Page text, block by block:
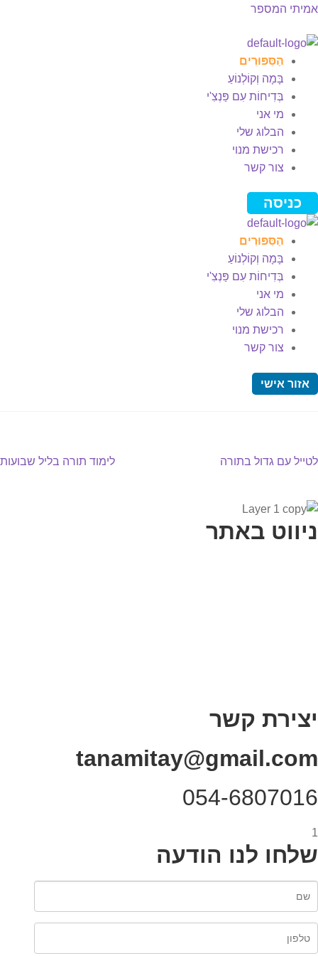
אמיתי המספר
Menu
הַסִּפּוּרִים
בָּמָה וְקוֹלְנוֹעַ
בְּדִיחוֹת עִם פַּנְצִ'י
מי אני
הבלוג שלי
רכישת מנוי
צור קשר
כניסה
הַסִּפּוּרִים
בָּמָה וְקוֹלְנוֹעַ
בְּדִיחוֹת עִם פַּנְצִ'י
מי אני
הבלוג שלי
רכישת מנוי
צור קשר
אזור אישי
ניווט
הפוסט
לטייל עם גדול בתורה
הפוסט
לימוד תורה בליל שבועות
ניווט באתר
יצירת קשר
tanamitay@gmail.com
054-6807016
1
שלחו לנו הודעה